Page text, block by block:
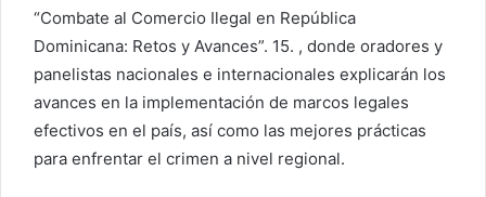
“Combate al Comercio Ilegal en República
Dominicana: Retos y Avances”. 15. , donde oradores y
panelistas nacionales e internacionales explicarán los
avances en la implementación de marcos legales
efectivos en el país, así como las mejores prácticas
para enfrentar el crimen a nivel regional.